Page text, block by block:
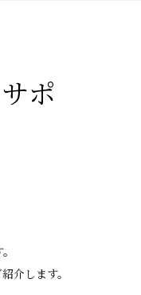
ポ
介します。